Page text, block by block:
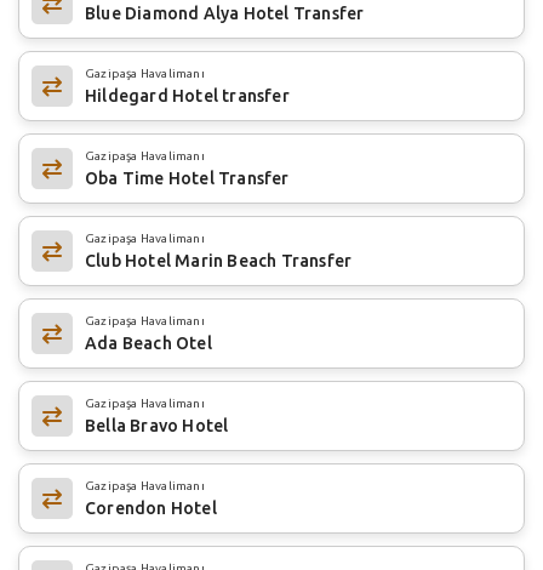
Blue Diamond Alya Hotel Transfer
Gazipaşa Havalimanı
Hildegard Hotel transfer
Gazipaşa Havalimanı
Oba Time Hotel Transfer
Gazipaşa Havalimanı
Club Hotel Marin Beach Transfer
Gazipaşa Havalimanı
Ada Beach Otel
Gazipaşa Havalimanı
Bella Bravo Hotel
Gazipaşa Havalimanı
Corendon Hotel